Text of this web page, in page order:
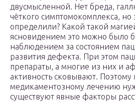
двусмысленной. Нет бреда,
чёткого симптомокомплекса, но
определили? Какой такой
ясновидением это можно было
наблюдением за состоянием
развития дефекта. При этом
препараты, а многие из них и
активность сковывают. Поэтому
медикаментозному лечению
существуют явные факторы